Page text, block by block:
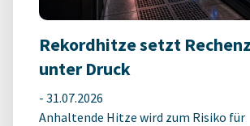
Rekordhitze setzt
unter Druck
- 31.07.2026
Anhaltende Hitze wird zum Risiko für